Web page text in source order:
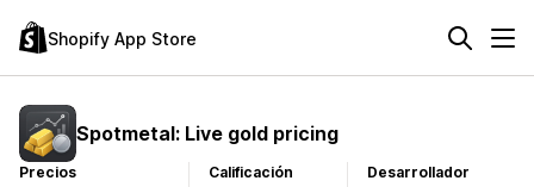
Shopify App Store
Spotmetal: Live gold pricing
Precios
Calificación
Desarrollador